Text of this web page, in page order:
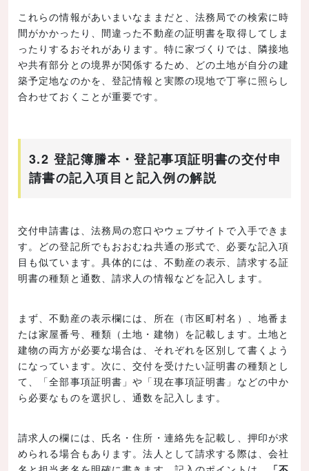
これらの情報があいまいなままだと、法務局での検索に時
間がかかったり、間違った不動産の証明書を取得してしま
ったりするおそれがあります。特に家づくりでは、隣接地
や共有部分との境界が関係するため、どの土地が自分の建
築予定地なのかを、登記情報と実際の現地で丁寧に照らし
合わせておくことが重要です。
3.2 登記簿謄本・登記事項証明書の交付申
請書の記入項目と記入例の解説
交付申請書は、法務局の窓口やウェブサイトで入手できま
す。どの登記所でもおおむね共通の形式で、必要な記入項
目も似ています。具体的には、不動産の表示、請求する証
明書の種類と通数、請求人の情報などを記入します。
まず、不動産の表示欄には、所在（市区町村名）、地番ま
たは家屋番号、種類（土地・建物）を記載します。土地と
建物の両方が必要な場合は、それぞれを区別して書くよう
になっています。次に、交付を受けたい証明書の種類とし
て、「全部事項証明書」や「現在事項証明書」などの中か
ら必要なものを選択し、通数を記入します。
請求人の欄には、氏名・住所・連絡先を記載し、押印が求
められる場合もあります。法人として請求する際は、会社